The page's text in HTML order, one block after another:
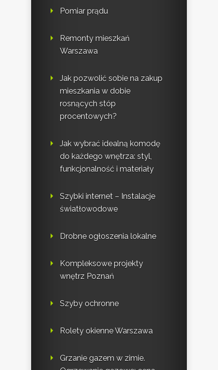
Pomiar prądu
Remonty mieszkań
Warszawa
Jak pozwolić sobie na zakup
mieszkania w dobie
rosnących stóp
procentowych?
Jak wybrać idealną komodę
do każdego wnętrza: styl,
funkcjonalność i materiały
Szybki internet – Instalacje
światłowodowe
Drobne ogłoszenia lokalne
Kompleksowe projekty
wnętrz Poznań
Szyby ochronne
Rolety okienne Warszawa
Grzanie gazem w zimie.